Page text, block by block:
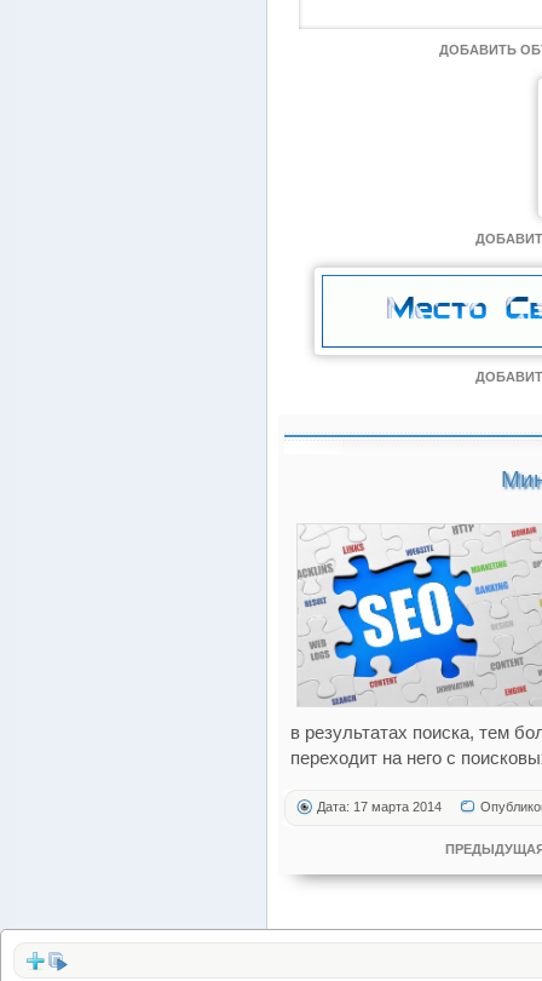
ДОБАВИТЬ
в результатах поиска, тем
переходит на него с
Дата: 17 марта 2014